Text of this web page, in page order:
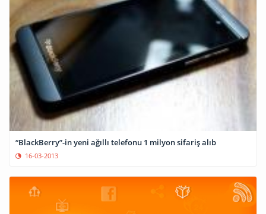
“BlackBerry”-in yeni ağıllı telefonu 1 milyon sifariş alıb
16-03-2013